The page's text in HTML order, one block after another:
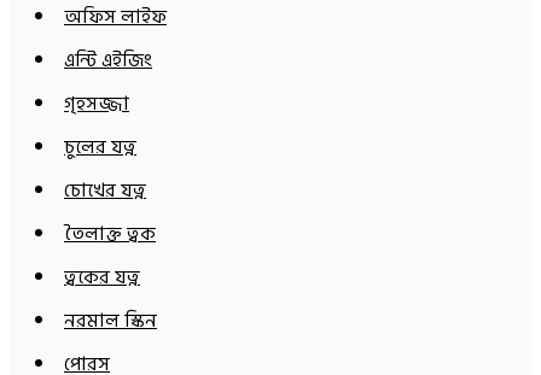
অফিস লাইফ
এন্টি এইজিং
গৃহসজ্জা
চুলের যত্ন
চোখের যত্ন
তৈলাক্ত ত্বক
ত্বকের যত্ন
নরমাল স্কিন
পোরস